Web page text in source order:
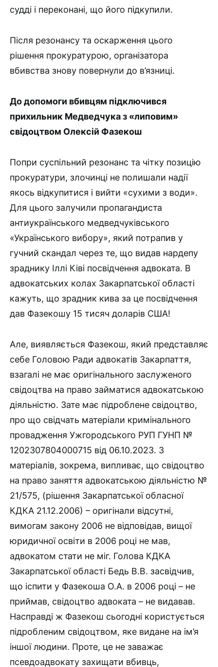
судді і переконані, що його підкупили.
Після резонансу та оскарження цього
рішення прокуратурою, організатора
вбивства знову повернули до в’язниці.
До допомоги вбивцям підключився
прихильник Медведчука з «липовим»
свідоцтвом Олексій Фазекош
Попри суспільний резонанс та чітку позицію
прокуратури, злочинці не полишали надії
якось відкупитися і вийти «сухими з води».
Для цього залучили пропагандиста
антиукраїнського медведчуківського
«Українського вибору», який потрапив у
гучний скандал через те, що видав нардепу
зраднику Іллі Ківі посвідчення адвоката. В
адвокатських колах Закарпатської області
кажуть, що зрадник кива за це посвідчення
дав Фазекошу 15 тисяч доларів США!
Але, виявляється Фазекош, який представляє
себе Головою Ради адвокатів Закарпаття,
взагалі не має оригінального заслуженого
свідоцтва на право займатися адвокатською
діяльністю. Зате має підроблене свідоцтво,
про що свідчать матеріали кримінального
провадження Ужгородського РУП ГУНП №
1202307804000715 від 06.10.2023. З
матеріалів, зокрема, випливає, що свідоцтво
на право заняття адвокатською діяльністю №
21/575, (рішення Закарпатської обласної
КДКА 21.12.2006) – оригінали відсутні,
вимогам закону 2006 не відповідав, вищої
юридичної освіти в 2006 році не мав,
адвокатом стати не міг. Голова КДКА
Закарпатської області Бедь В.В. засвідчив,
що іспити у Фазекоша О.А. в 2006 році – не
приймав, свідоцтво адвоката – не видавав.
Насправді ж Фазекош сьогодні користується
підробленим свідоцтвом, яке видане на ім’я
іншої людини. Проте, це не заважає
псевдоадвокату захищати вбивць,